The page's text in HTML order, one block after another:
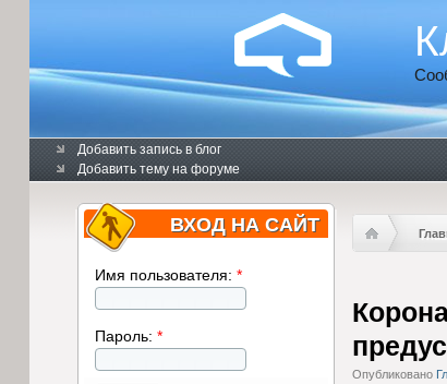
Добавить запись в блог
Добавить тему на форуме
ВХОД НА САЙТ
Имя пользователя: *
Пароль: *
Опубликовано